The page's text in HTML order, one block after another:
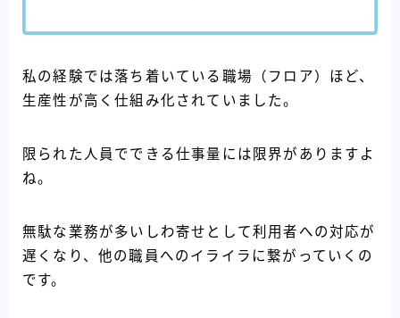
私の経験では落ち着いている職場（フロア）ほど、
生産性が高く仕組み化されていました。
限られた人員でできる仕事量には限界がありますよ
ね。
無駄な業務が多いしわ寄せとして利用者への対応が
遅くなり、他の職員へのイライラに繋がっていくの
です。